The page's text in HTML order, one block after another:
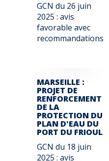
GCN du 26 juin
2025 : avis
favorable avec
recommandations
MARSEILLE :
PROJET DE
RENFORCEMENT
DE LA
PROTECTION DU
PLAN D'EAU DU
PORT DU FRIOUL
GCN du 18 juin
2025 : avis